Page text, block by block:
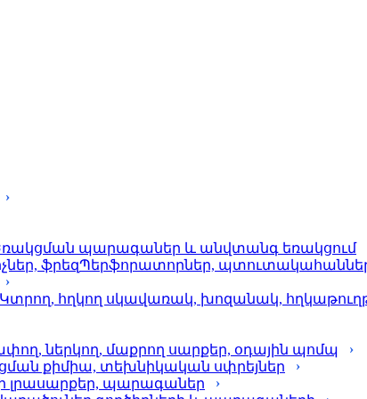
պարագաներ և անվտանգ եռակցում
Պերֆորա­տորներ, պտուտակահաններ,
Կտրող, հղկող սկավառակ, խոզանակ,
ներկող, մաքրող սարքեր, օդային պոմպ
քիմիա, տեխնիկական սփրեյներ
լրասարքեր, պարագաներ